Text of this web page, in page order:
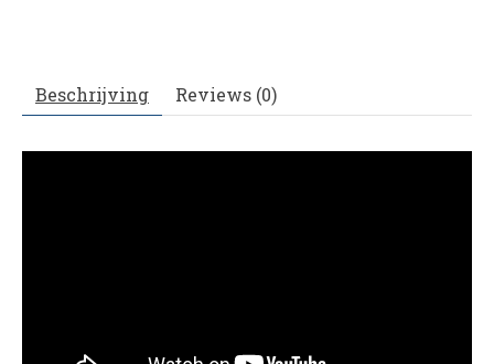
Beschrijving Reviews (0)